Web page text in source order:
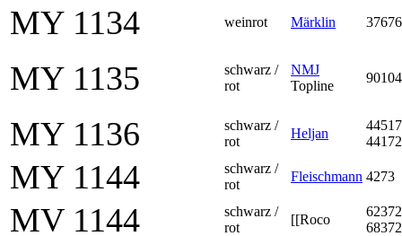
MY 1134 weinrot Märklin 37676
MY 1135
schwarz /
rot
NMJ
Topline
90104
MY 1136
schwarz /
rot
Heljan
44172
MY 1144
schwarz /
rot
Fleischmann 4273
MV 1144
schwarz /
rot
[[Roco
62372
68372